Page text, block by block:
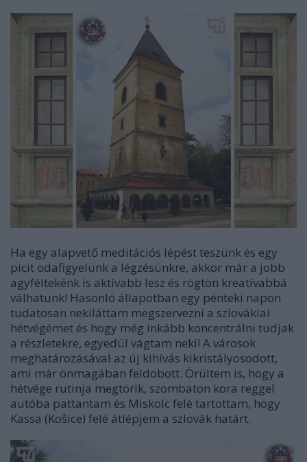
Ha egy alapvető meditációs lépést teszünk és egy
picit odafigyelünk a légzésünkre, akkor már a jobb
agyféltekénk is aktívabb lesz és rögtön kreatívabbá
válhatunk! Hasonló állapotban egy pénteki napon
tudatosan nekiláttam megszervezni a szlovákiai
hétvégémet és hogy még inkább koncentrálni tudjak
a részletekre, egyedül vágtam neki! A városok
meghatározásával az új kihívás kikristályosodott,
ami már önmagában feldobott. Örültem is, hogy a
hétvége rutinja megtörik, szombaton kora reggel
autóba pattantam és Miskolc felé tartottam, hogy
Kassa (Košice) felé átlépjem a szlovák határt.